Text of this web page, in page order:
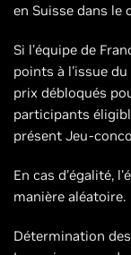
en Suisse dans le
Si l'équipe de
points à l'issue
prix débloqués
participants
présent Jeu-
En cas d'égalité,
manière aléatoire.
Détermination